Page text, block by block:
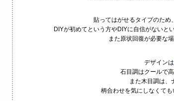
貼ってはがせるタイプのため
DIYが初めてという方やDIYに自信がないと
また原状回復が必要な
デザインは
石目調はクールで
また木目調は、
柄合わせを気にしなくて